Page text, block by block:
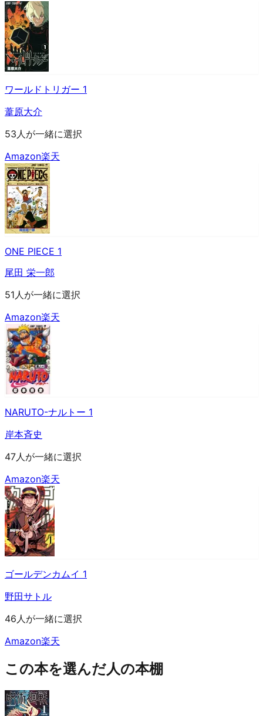
ワールドトリガー 1
葦原大介
53人が一緒に選択
Amazon楽天
ONE PIECE 1
尾田 栄一郎
51人が一緒に選択
Amazon楽天
NARUTO-ナルトー 1
岸本斉史
47人が一緒に選択
Amazon楽天
ゴールデンカムイ 1
野田サトル
46人が一緒に選択
Amazon楽天
この本を選んだ人の本棚